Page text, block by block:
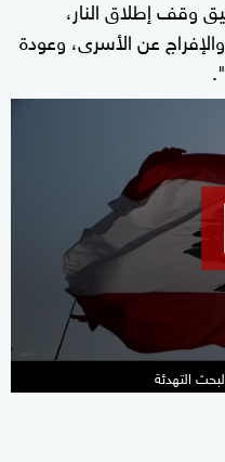
وقف إطلاق النار،
عن الأسرى، وعودة
seconds
التهدئة